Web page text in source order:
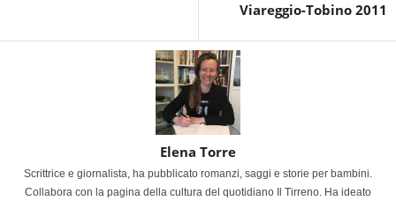
Viareggio-Tobino 2011
Elena Torre
Scrittrice e giornalista, ha pubblicato romanzi, saggi e storie per bambini.
Collabora con la pagina della cultura del quotidiano Il Tirreno. Ha ideato